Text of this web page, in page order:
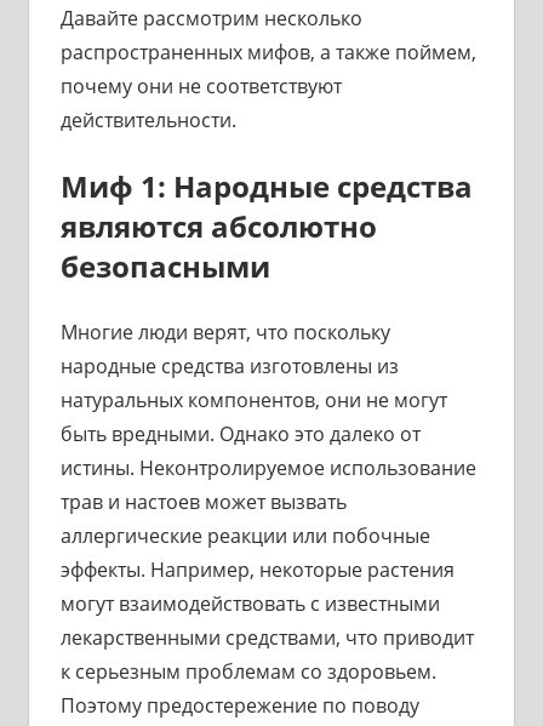
Давайте рассмотрим несколько
распространенных мифов, а также поймем,
почему они не соответствуют
действительности.
Миф 1: Народные средства
являются абсолютно
безопасными
Многие люди верят, что поскольку
народные средства изготовлены из
натуральных компонентов, они не могут
быть вредными. Однако это далеко от
истины. Неконтролируемое использование
трав и настоев может вызвать
аллергические реакции или побочные
эффекты. Например, некоторые растения
могут взаимодействовать с известными
лекарственными средствами, что приводит
к серьезным проблемам со здоровьем.
Поэтому предостережение по поводу